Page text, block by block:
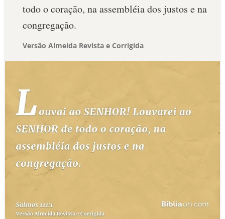
todo o coração, na assembléia dos justos e na
congregação.
Versão Almeida Revista e Corrigida